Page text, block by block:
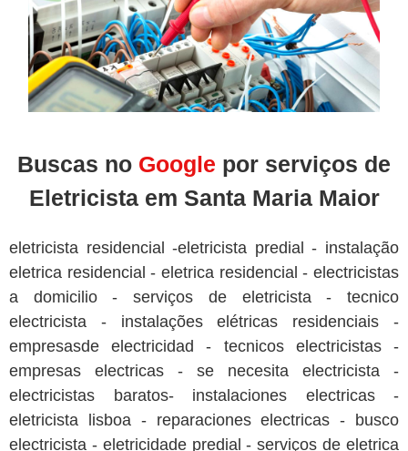
Buscas no Google por serviços de
Eletricista em Santa Maria Maior
eletricista residencial -eletricista predial - instalação
eletrica residencial - eletrica residencial - electricistas
a domicilio - serviços de eletricista - tecnico
electricista - instalações elétricas residenciais -
empresasde electricidad - tecnicos electricistas -
empresas electricas - se necesita electricista -
electricistas baratos- instalaciones electricas -
eletricista lisboa - reparaciones electricas - busco
electricista - eletricidade predial - serviços de eletrica